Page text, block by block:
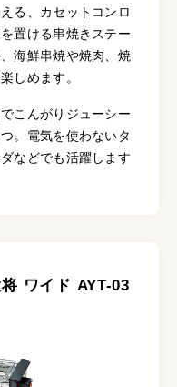
る、カセットコンロ
置ける串焼きステー
海鮮串焼や焼肉、焼
しめます。
こんがりジューシー
。電気を使わないタ
などでも活躍します
ワイド AYT-03